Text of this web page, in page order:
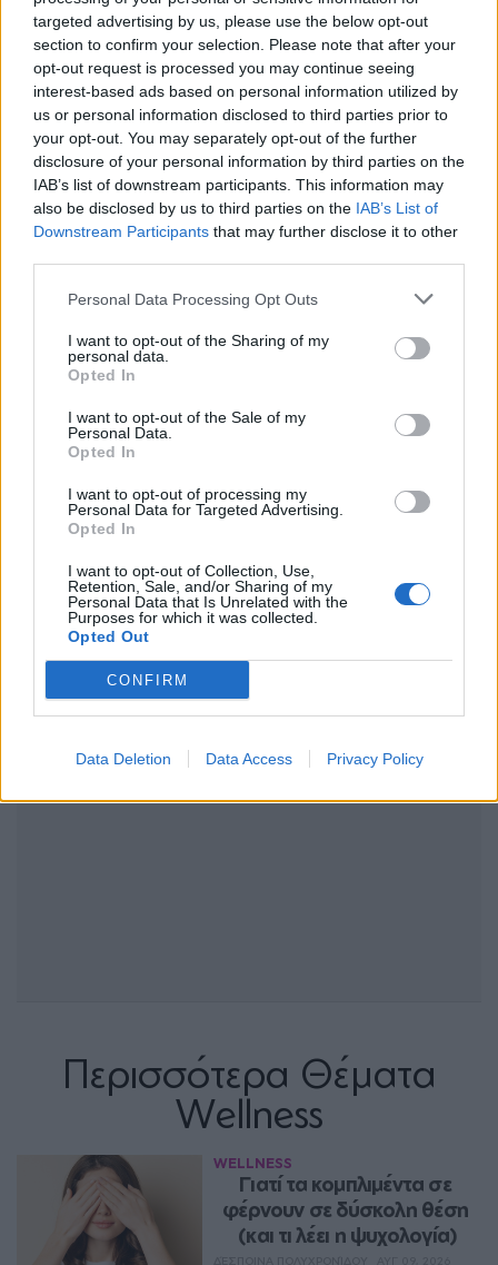
targeted advertising by us, please use the below opt-out
section to confirm your selection. Please note that after your
opt-out request is processed you may continue seeing
interest-based ads based on personal information utilized by
us or personal information disclosed to third parties prior to
your opt-out. You may separately opt-out of the further
disclosure of your personal information by third parties on the
IAB’s list of downstream participants. This information may
also be disclosed by us to third parties on the IAB’s List of
Downstream Participants that may further disclose it to other
Personal Data Processing Opt Outs
I want to opt-out of the Sharing of my
personal data.
Opted In
I want to opt-out of the Sale of my
Personal Data.
Opted In
I want to opt-out of processing my
Personal Data for Targeted Advertising.
Opted In
I want to opt-out of Collection, Use,
Retention, Sale, and/or Sharing of my
Personal Data that Is Unrelated with the
Purposes for which it was collected.
Opted Out
CONFIRM
Data Deletion Data Access Privacy Policy
Ακολουθήστε το Pink.gr στοGoogle News
και
Ακολουθήστε το Pink.gr και στο
Περισσότερα Θέματα
Wellness
WELLNESS
Γιατί τα κομπλιμέντα σε
φέρνουν σε δύσκολη θέση
(και τι λέει η ψυχολογία)